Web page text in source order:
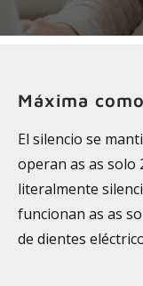
Máxima
El silencio se
operan as as solo
literalmente
funcionan as as
de dientes